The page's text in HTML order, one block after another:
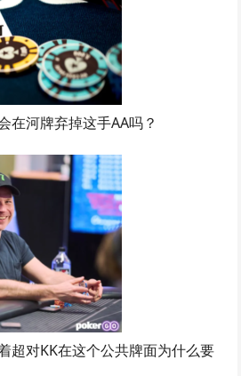
在河牌弃掉这手AA吗？
超对KK在这个公共牌面为什么要